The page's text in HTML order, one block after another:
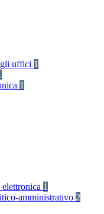
uffici 1
1
1
amministrativo 2